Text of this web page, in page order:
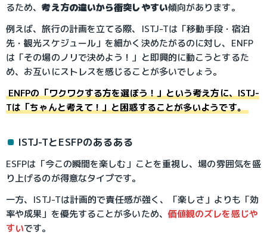
るため、考え方の違いから衝突しやすい傾向があります。
例えば、旅行の計画を立てる際、ISTJ-Tは「移動手段・宿泊
先・観光スケジュール」を細かく決めたがるのに対し、ENFP
は「その場のノリで決めよう！」と即興的に動こうとするた
め、お互いにストレスを感じることが多いでしょう。
ENFPの「ワクワクする方を選ぼう！」という考え方に、ISTJ-
Tは「ちゃんと考えて！」と困惑することが多いようです。
ISTJ-TとESFPのあるある
ESFPは「今この瞬間を楽しむ」ことを重視し、場の雰囲気を盛
り上げるのが得意なタイプです。
一方、ISTJ-Tは計画的で責任感が強く、「楽しさ」よりも「効
率や成果」を優先することが多いため、価値観のズレを感じや
すいです。